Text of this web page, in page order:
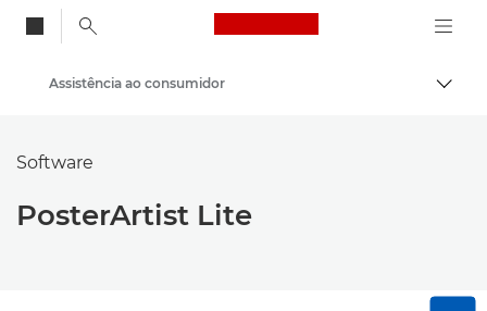
Canon Logo, back
Assistência ao consumidor
Software
PosterArtist Lite